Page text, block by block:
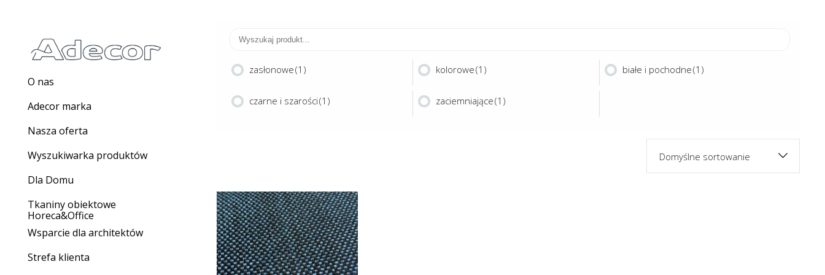
O nas
Adecor marka
Nasza oferta
Wyszukiwarka produktów
Dla Domu
Tkaniny obiektowe
Horeca&Office
Wsparcie dla architektów
Strefa klienta
zasłonowe(1) kolorowe(1) białe i pochodne(1)
czarne i szarości(1) zaciemniające(1)
Domyślne sortowanie
MAMI MIX
Ten
produkt
ma
wiele
wariantów.
Opcje